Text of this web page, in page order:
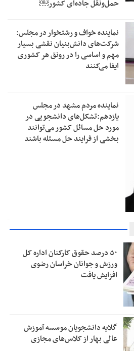
حمل‌ونقل جاده‌ای کشور￼
نماینده خواف و رشتخوار در مجلس:
شرکت‌های دانش‌بنیان نقشی بسیار
مهم و اساسی را در رونق هر کشوری
ایفا می‌کنند
نماینده مردم مشهد در مجلس
یازدهم:تشکل‌های دانشجویی در
مورد حل مسائل کشور می‌توانند
بخشی از فرایند حل مسئله باشند
۵۰ درصد حقوق کارکنان اداره کل
ورزش و جوانان خراسان رضوی
افزایش یافت
گلایه دانشجویان موسسه آموزش
عالی بهار از کلاس‌های مجازی